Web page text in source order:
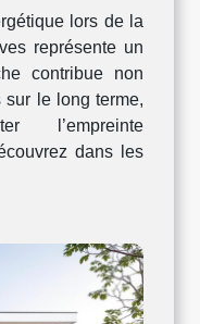
lors de la
représente un
contribue non
le long terme,
dans les